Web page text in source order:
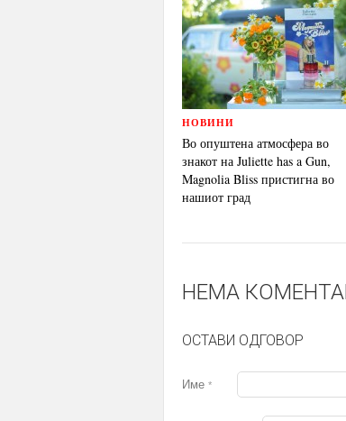
НОВИНИ
Во опуштена атмосфера во
знакот на Juliette has a Gun,
Magnolia Bliss пристигна во
нашиот град
НЕМА
ОСТАВИ ОДГОВОР
Име *